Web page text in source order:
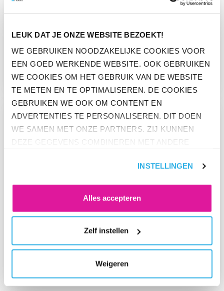
LEUK DAT JE ONZE WEBSITE BEZOEKT!
WE GEBRUIKEN NOODZAKELIJKE COOKIES VOOR
EEN GOED WERKENDE WEBSITE. OOK GEBRUIKEN
WE COOKIES OM HET GEBRUIK VAN DE WEBSITE
TE METEN EN TE OPTIMALISEREN. DE COOKIES
GEBRUIKEN WE OOK OM CONTENT EN
ADVERTENTIES TE PERSONALISEREN. DIT DOEN
WE SAMEN MET ONZE PARTNERS. ZIJ KUNNEN
ACCEPTEREN' ALS JE INSTEMT MET ALLE
NOODZAKELIJKE COOKIES WILT. ONDER 'ZELF
ALTIJD JE TOESTEMMING VOOR DE COOKIES
INSTELLINGEN
Alles accepteren
Zelf instellen
Weigeren
PENSIOENUITVOERDER BEFRANK
IS B CORP GECERTIFICEERD
NIEUWS
GA NAAR “PPI’S KLAAR VOOR NIEUWE PENSIOENSTELSEL”
PPI’S KLAAR VOOR NIEUWE
PENSIOENSTELSEL